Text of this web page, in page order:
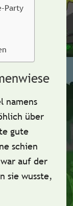
Party
namens
über
gute
schien
auf der
sie wusste,